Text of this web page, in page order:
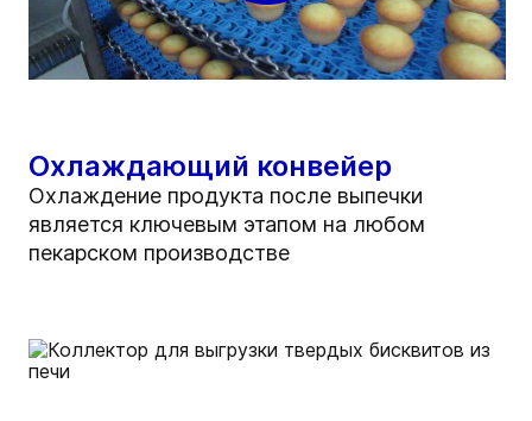
Охлаждающий конвейер
Охлаждение продукта после выпечки
является ключевым этапом на любом
пекарском производстве